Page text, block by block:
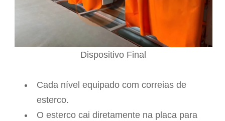
Dispositivo Final
Cada nível equipado com correias de
esterco.
O esterco cai diretamente na placa para